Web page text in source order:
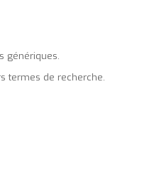
génériques.
termes de recherche.